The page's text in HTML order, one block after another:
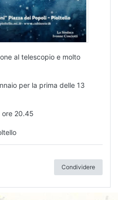
al telescopio e molto
per la prima delle 13
ore 20.45
Condividere